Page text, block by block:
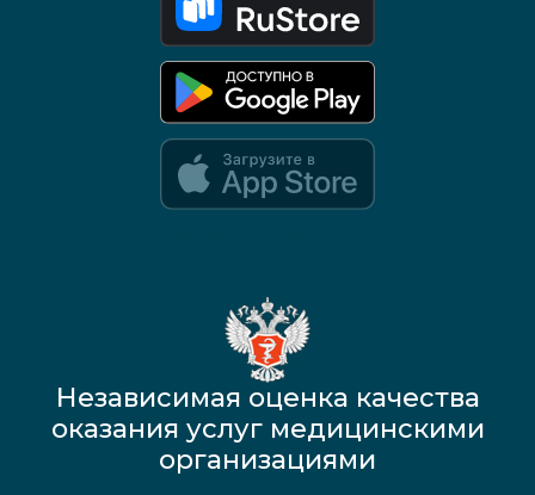
Независимая оценка качества
оказания услуг медицинскими
организациями